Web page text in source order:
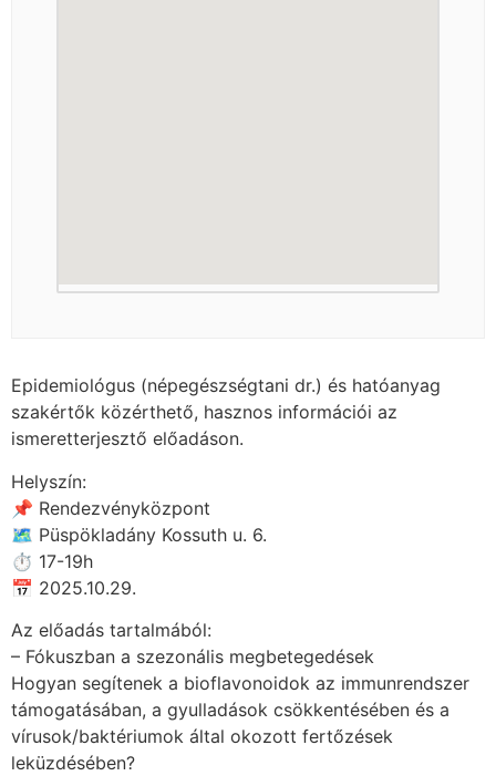
Epidemiológus (népegészségtani dr.) és hatóanyag
szakértők közérthető, hasznos információi az
ismeretterjesztő előadáson.
Helyszín:
📌 Rendezvényközpont
🗺 Püspökladány Kossuth u. 6.
⏱ 17-19h
📅 2025.10.29.
Az előadás tartalmából:
– Fókuszban a szezonális megbetegedések
Hogyan segítenek a bioflavonoidok az immunrendszer
támogatásában, a gyulladások csökkentésében és a
vírusok/baktériumok által okozott fertőzések
leküzdésében?